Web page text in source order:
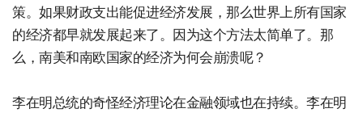
策。如果财政支出能促进经济发展，那么世界上所有国家
的经济都早就发展起来了。因为这个方法太简单了。那
么，南美和南欧国家的经济为何会崩溃呢？
李在明总统的奇怪经济理论在金融领域也在持续。李在明